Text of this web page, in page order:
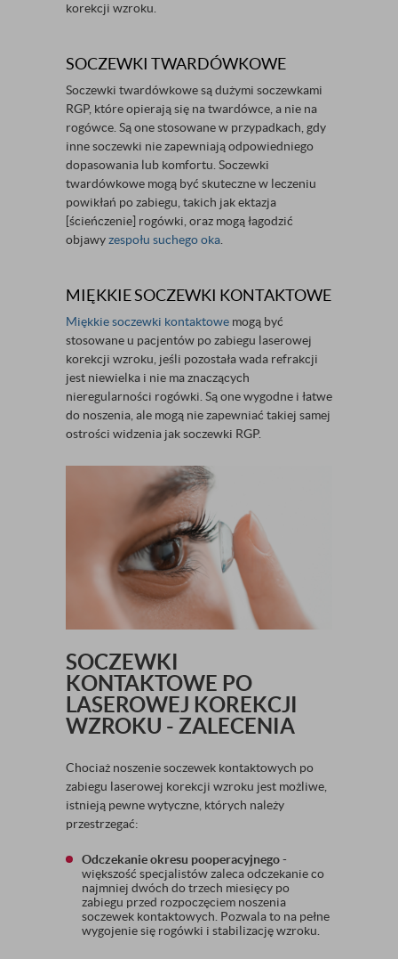
korekcji wzroku.
SOCZEWKI TWARDÓWKOWE
Soczewki twardówkowe są dużymi soczewkami
RGP, które opierają się na twardówce, a nie na
rogówce. Są one stosowane w przypadkach, gdy
inne soczewki nie zapewniają odpowiedniego
dopasowania lub komfortu. Soczewki
twardówkowe mogą być skuteczne w leczeniu
powikłań po zabiegu, takich jak ektazja
[ścieńczenie] rogówki, oraz mogą łagodzić
objawyzespołu suchego oka
MIĘKKIE SOCZEWKI KONTAKTOWE
Miękkie soczewki kontaktowe mogą być
stosowane u pacjentów po zabiegu laserowej
korekcji wzroku, jeśli pozostała wada refrakcji
jest niewielka i nie ma znaczących
nieregularności rogówki. Są one wygodne i łatwe
do noszenia, ale mogą nie zapewniać takiej samej
ostrości widzenia jak soczewki RGP.
SOCZEWKI
KONTAKTOWE PO
LASEROWEJ KOREKCJI
WZROKU - ZALECENIA
Chociaż noszenie soczewek kontaktowych po
zabiegu laserowej korekcji wzroku jest możliwe,
istnieją pewne wytyczne, których należy
przestrzegać:
Odczekanie okresu pooperacyjnego-
większość specjalistów zaleca odczekanie co
najmniej dwóch do trzech miesięcy po
zabiegu przed rozpoczęciem noszenia
soczewek kontaktowych. Pozwala to na pełne
wygojenie się rogówki i stabilizację wzroku.